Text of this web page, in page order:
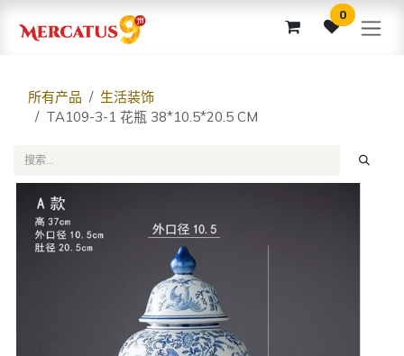
0
所有产品
生活装饰
TA109-3-1 花瓶 38*10.5*20.5 CM